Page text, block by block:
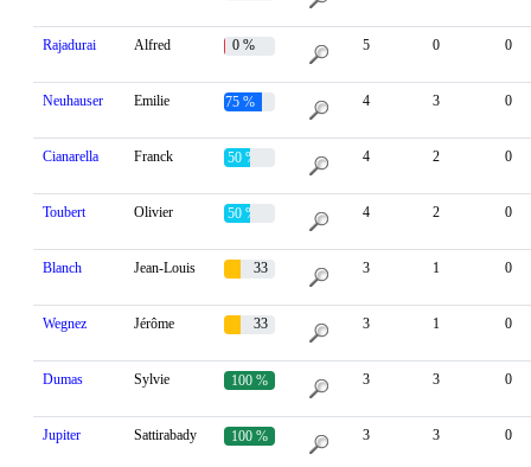
Rajadurai Alfred 0 % 5 0 0
Neuhauser Emilie 75 % 4 3 0
Cianarella Franck 50 % 4 2 0
Toubert Olivier 50 % 4 2 0
Blanch Jean-Louis
33
3 1 0
Wegnez Jérôme
33
3 1 0
Dumas Sylvie 100 % 3 3 0
Jupiter Sattirabady 100 % 3 3 0